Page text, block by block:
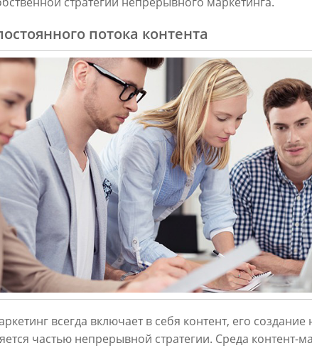
потока контента
всегда включает в себя контент, его создание
частью непрерывной стратегии. Среда контент-